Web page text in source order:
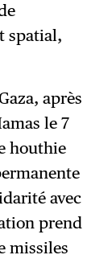
spatial,
après
le 7
houthie
avec
prend
missiles